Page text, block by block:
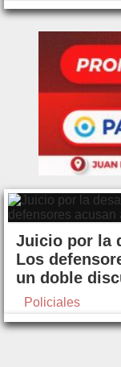
Juicio por la
Los
un doble
Policiales